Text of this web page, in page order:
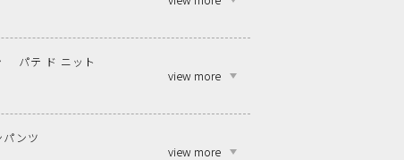
パテ ド ニット
view more
パンツ
view more